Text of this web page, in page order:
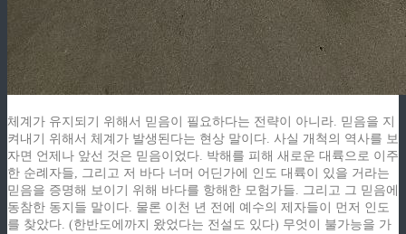
체계가 유지되기 위해서 믿음이 필요하다는 전략이 아니라. 믿음을 지
켜내기 위해서 체계가 발생된다는 현상 말이다. 사실 개척의 역사를 보
자면 언제나 앞선 것은 믿음이었다. 박해를 피해 새로운 대륙으로 이주
한 순례자들, 그리고 저 바다 너머 어딘가에 인도 대륙이 있을 거라는
믿음을 증명해 보이기 위해 바다를 항해한 모험가들. 그리고 그 믿음에
동참한 동지들 말이다. 물론 이천 년 전에 예수의 제자들이 먼저 인도
를 찾았다. (한반도에까지 왔었다는 전설도 있다) 무엇이 불가능을 가